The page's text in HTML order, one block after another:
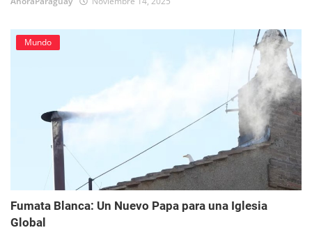
Mundo
Fumata Blanca: Un Nuevo Papa para una Iglesia
Global